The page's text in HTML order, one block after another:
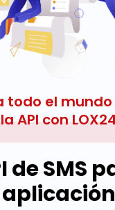
todo el
la API con
de SMS
aplicación